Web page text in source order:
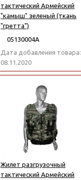
тактический Армейский
"камыш" зеленый (ткань
"гретта")
05130004А
Дата добавления товара:
08.11.2020
Жилет разгрузочный
тактический Армейский